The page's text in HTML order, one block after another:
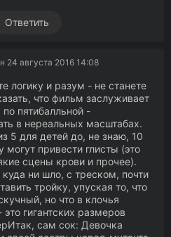
Ответить
24 августа 2016 14:08
логику и разум - не станете
что фильм заслуживает
пятибалльной -
в нереальных масштабах.
5 для детей до, не знаю, 10
могут привести глисты (это
сцены крови и прочее).
ни шло, с треском, почти
тройку, упуская то, что
но что в клочья
это гигантских размеров
сам сок: Девочка